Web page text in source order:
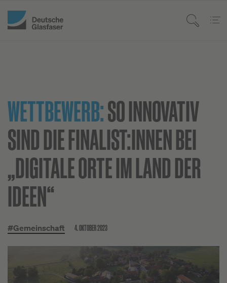
WETTBEWERB:SO INNOVATIV
SIND DIE FINALIST:INNEN BEI
„DIGITALE ORTE IM LAND DER
IDEEN“
#Gemeinschaft 4. OKTOBER 2023